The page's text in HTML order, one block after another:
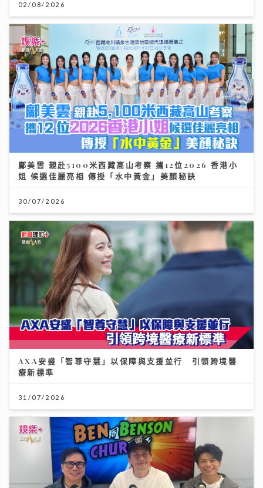
02/08/2026
鄺美雲 親赴5100米西藏高山考察 攜12位2026 香港小
姐 候選佳麗亮相 傳授「水中黃金」美顏秘訣
30/07/2026
AXA安盛「智尊守慧」以保障與支援並行 引領跨境醫
療新標準
31/07/2026